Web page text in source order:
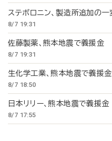
ステボロニン、製造所追加の
8/7 19:31
佐藤製薬、熊本地震で義援金
8/7 19:31
生化学工業、熊本地震で義援
8/7 18:50
日本リリー、熊本地震で義援
8/7 17:55